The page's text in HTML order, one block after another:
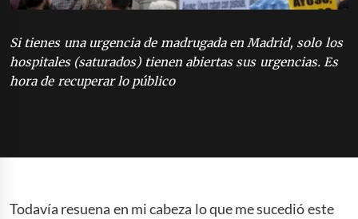
Si tienes una urgencia de madrugada en Madrid, solo los
hospitales (saturados) tienen abiertas sus urgencias. Es
hora de recuperar lo público
Todavía resuena en mi cabeza lo que me sucedió este